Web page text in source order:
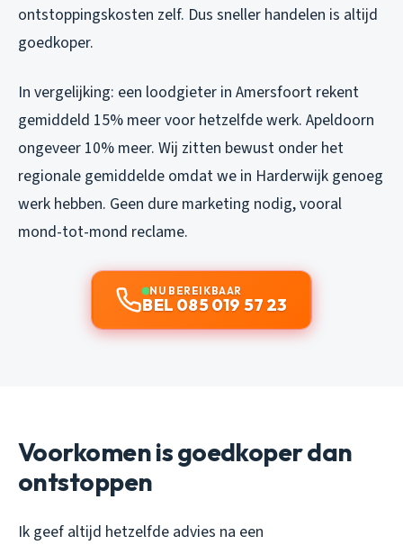
ontstoppingskosten zelf. Dus sneller handelen is altijd
goedkoper.
In vergelijking: een loodgieter in Amersfoort rekent
gemiddeld 15% meer voor hetzelfde werk. Apeldoorn
ongeveer 10% meer. Wij zitten bewust onder het
regionale gemiddelde omdat we in Harderwijk genoeg
werk hebben. Geen dure marketing nodig, vooral
mond-tot-mond reclame.
NU BEREIKBAAR
BEL 085 019 57 23
Voorkomen is goedkoper dan
ontstoppen
Ik geef altijd hetzelfde advies na een